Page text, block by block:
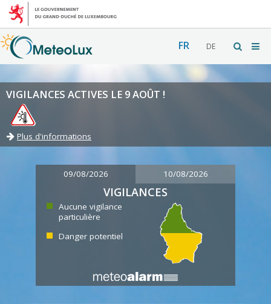
FR DE
VIGILANCES ACTIVES LE 9 AOÛT !
Plus d'informations
09/08/2026 10/08/2026
VIGILANCES
Aucune vigilance
particulière
Danger potentiel